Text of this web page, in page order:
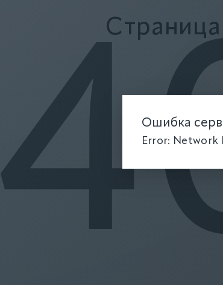
Ошибка
Error: Network